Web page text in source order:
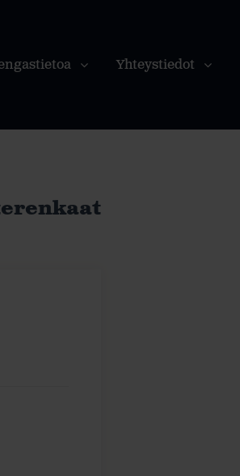
Yhteystiedot